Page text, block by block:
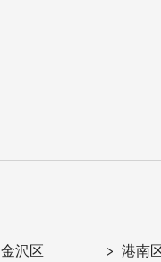
金沢区 港南